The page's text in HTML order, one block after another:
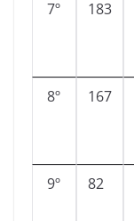
7º 183
8º 167
9º 82